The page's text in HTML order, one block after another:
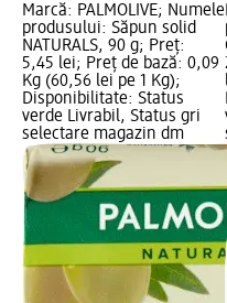
Marcă: PALMOLIVE; Numele
produsului: Săpun solid
NATURALS, 90 g; Preț:
5,45 lei; Preț de bază: 0,09
Kg (60,56 lei pe 1 Kg);
Disponibilitate: Status
verde Livrabil, Status gri
selectare magazin dm